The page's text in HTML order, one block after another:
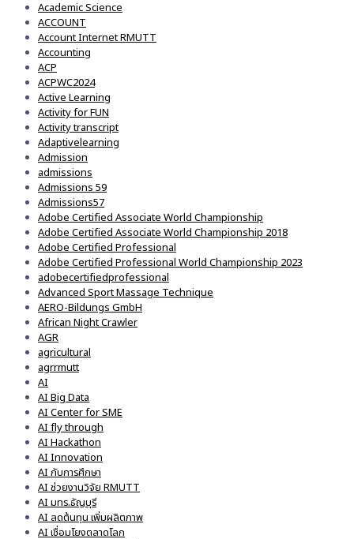
Academic Science
ACCOUNT
Account Internet RMUTT
Accounting
ACP
ACPWC2024
Active Learning
Activity for FUN
Activity transcript
Adaptivelearning
Admission
admissions
Admissions 59
Admissions57
Adobe Certified Associate World Championship
Adobe Certified Associate World Championship 2018
Adobe Certified Professional
Adobe Certified Professional World Championship 2023
adobecertifiedprofessional
Advanced Sport Massage Technique
AERO-Bildungs GmbH
African Night Crawler
AGR
agricultural
agrrmutt
AI
AI Big Data
AI Center for SME
AI fly through
AI Hackathon
AI Innovation
AI กับการศึกษา
AI ช่วยงานวิจัย RMUTT
AI มทร.ธัญบุรี
AI ลดต้นทุน เพิ่มผลิตภาพ
AI เชื่อมโยงตลาดโลก